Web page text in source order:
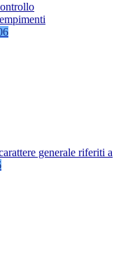
generale riferiti a